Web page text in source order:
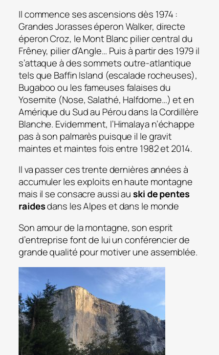
Il commence ses ascensions dès 1974 :
Grandes Jorasses éperon Walker, directe
éperon Croz, le Mont Blanc pilier central du
Frêney, pilier d’Angle… Puis à partir des 1979 il
s’attaque à des sommets outre-atlantique
tels que Baffin Island (escalade rocheuses),
Bugaboo ou les fameuses falaises du
Yosemite (Nose, Salathé, Halfdome…) et en
Amérique du Sud au Pérou dans la Cordillère
Blanche. Evidemment, l’Himalaya n’échappe
pas à son palmarès puisque il le gravit
maintes et maintes fois entre 1982 et 2014.
Il va passer ces trente dernières années à
accumuler les exploits en haute montagne
mais il se consacre aussi auski de pentes
raidesdans les Alpes et dans le monde
Son amour de la montagne, son esprit
d’entreprise font de lui un conférencier de
grande qualité pour motiver une assemblée.